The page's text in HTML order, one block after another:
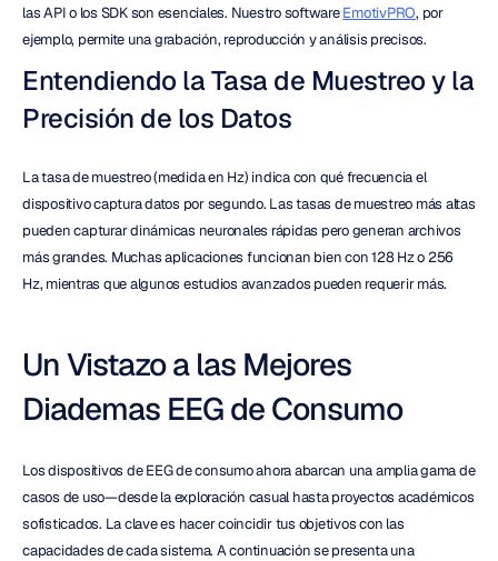
las API o los SDK son esenciales. Nuestro software EmotivPRO, por
ejemplo, permite una grabación, reproducción y análisis precisos.
Entendiendo la Tasa de Muestreo y la
Precisión de los Datos
La tasa de muestreo (medida en Hz) indica con qué frecuencia el
dispositivo captura datos por segundo. Las tasas de muestreo más altas
pueden capturar dinámicas neuronales rápidas pero generan archivos
más grandes. Muchas aplicaciones funcionan bien con 128 Hz o 256
Hz, mientras que algunos estudios avanzados pueden requerir más.
Un Vistazo a las Mejores
Diademas EEG de Consumo
Los dispositivos de EEG de consumo ahora abarcan una amplia gama de
casos de uso—desde la exploración casual hasta proyectos académicos
sofisticados. La clave es hacer coincidir tus objetivos con las
capacidades de cada sistema. A continuación se presenta una